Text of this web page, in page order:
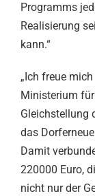
Programms
Realisierung
kann.“
„Ich freue
Ministerium
Gleichstellung
das
Damit
220000 Euro,
nicht nur der